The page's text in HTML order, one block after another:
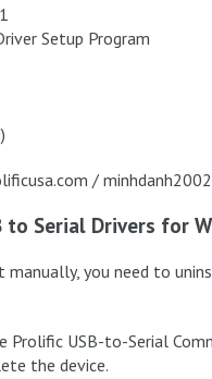
Setup Program
/
Serial Drivers for
manually, you need to
Prolific USB-to-Serial
the device.